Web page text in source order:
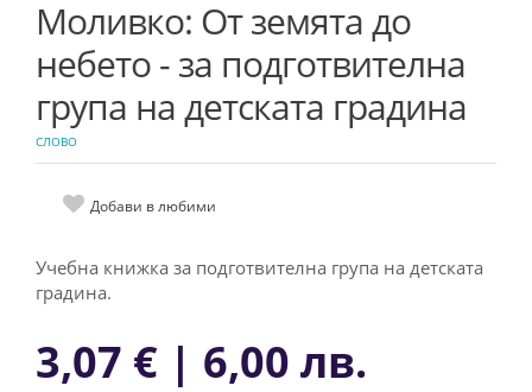
Моливко: От земята до
небето - за подготвителна
група на детската градина
СЛОВО
Добави в любими
Учебна книжка за подготвителна група на детската
градина.
3,07 € | 6,00 лв.